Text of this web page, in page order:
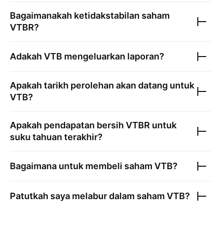
Bagaimanakah ketidakstabilan saham
VTBR?
Adakah VTB mengeluarkan laporan?
Apakah tarikh perolehan akan datang untuk
VTB?
Apakah pendapatan bersih VTBR untuk
suku tahuan terakhir?
Bagaimana untuk membeli saham VTB?
Patutkah saya melabur dalam saham VTB?